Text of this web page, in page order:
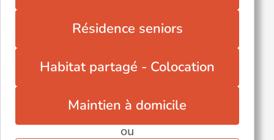
Résidence seniors
Habitat partagé - Colocation
Maintien à domicile
ou